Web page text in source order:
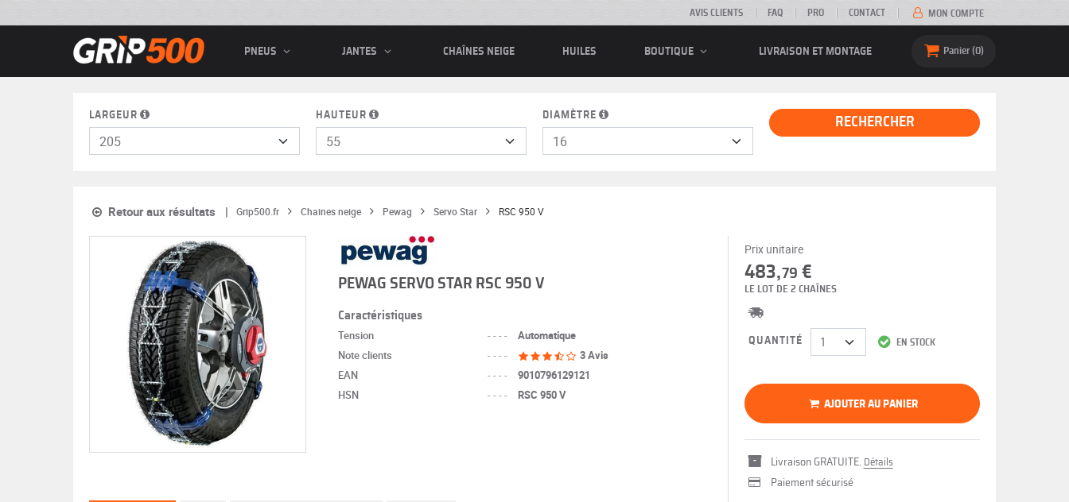
AVIS CLIENTS FAQ PRO CONTACT MON COMPTE
PNEUS JANTES CHAÎNES NEIGE HUILES BOUTIQUE LIVRAISON ET MONTAGE Panier 0
LARGEUR HAUTEUR DIAMÈTRE RECHERCHER
Retour aux résultats Grip500.fr Chaines neige Pewag Servo Star RSC 950 V
PEWAG SERVO STAR RSC 950 V
Caractéristiques
Tension ----
Automatique
Note clients
----
3 Avis
EAN
----
9010796129121
HSN
---- RSC 950 V
Prix unitaire
483,79 €
LE LOT DE 2 CHAÎNES
EN STOCK
QUANTITÉ
AJOUTER AU PANIER
Livraison GRATUITE. Détails
Paiement sécurisé